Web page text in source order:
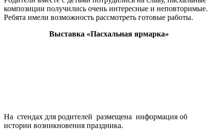
композиции получились очень интересные и неповторимые.
Ребята имели возможность рассмотреть готовые работы.
Выставка «Пасхальная ярмарка»
На стендах для родителей размещена информация об
истории возникновения праздника.